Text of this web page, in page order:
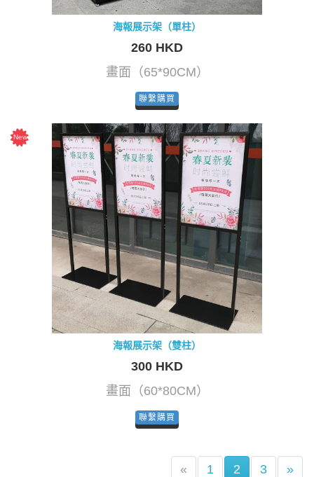
海報展示架（單柱）
260 HKD
畫面（65*90CM）
聯繫購買
海報展示架（雙柱）
300 HKD
畫面（60*80CM）
聯繫購買
« 1 2 (current)
3 »